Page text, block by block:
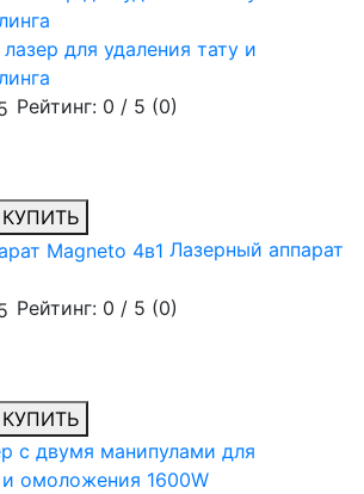
для удаления тату и
Рейтинг: 0 / 5 (0)
КУПИТЬ
Лазерный аппарат
Рейтинг: 0 / 5 (0)
КУПИТЬ